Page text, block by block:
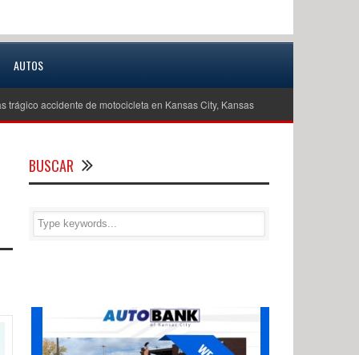
AUTOS
trágico accidente de motocicleta en Kansas City, Kansas
BUSCAR